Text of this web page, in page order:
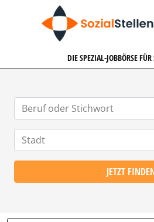
DIE SPEZIAL-JOBBÖRSE FÜR
JETZT